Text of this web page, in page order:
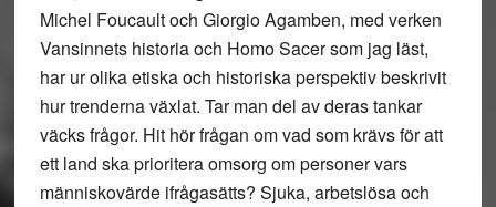
Michel Foucault och Giorgio Agamben, med verken
Vansinnets historia och Homo Sacer som jag läst,
har ur olika etiska och historiska perspektiv beskrivit
hur trenderna växlat. Tar man del av deras tankar
väcks frågor. Hit hör frågan om vad som krävs för att
ett land ska prioritera omsorg om personer vars
människovärde ifrågasätts? Sjuka, arbetslösa och